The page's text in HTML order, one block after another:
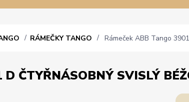
RÁMEČKY TANGO Rámeček ABB Tango
ČTYŘNÁSOBNÝ SVISLÝ